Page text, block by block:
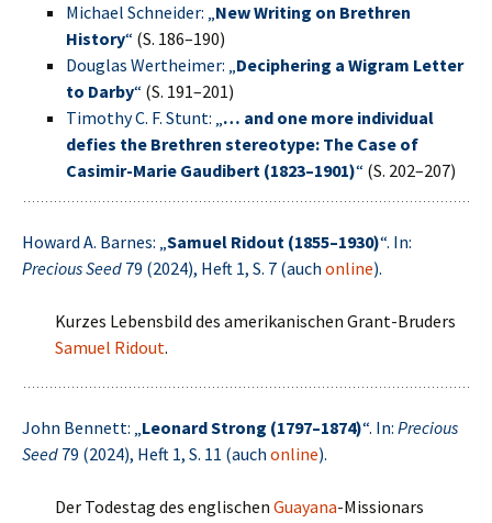
Michael Schneider: „New Writing on Brethren
History“ (S. 186–190)
Douglas Wertheimer: „Deciphering a Wigram Letter
to Darby“ (S. 191–201)
Timothy C. F. Stunt: „… and one more individual
defies the Brethren stereotype: The Case of
Casimir-Marie Gaudibert (1823–1901)“ (S. 202–207)
Howard A. Barnes: „Samuel Ridout (1855–1930)“. In:
Precious Seed 79 (2024), Heft 1, S. 7 (auch online).
Kurzes Lebensbild des amerikanischen Grant-Bruders
Samuel Ridout.
John Bennett: „Leonard Strong (1797–1874)“. In: Precious
Seed 79 (2024), Heft 1, S. 11 (auch online).
Der Todestag des englischen Guayana-Missionars